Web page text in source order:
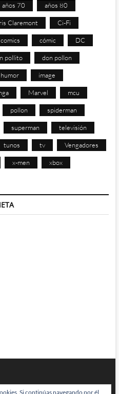
años 70 años 80
Claremont Ci-Fi
comics cómic DC
pollito don pollon
humor image
Marvel mcu
pollon spiderman
superman televisión
tunos tv Vengadores
x-men xbox
Si continúas navegando por él,